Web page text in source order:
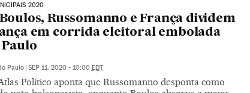
2020
Boulos, Russomanno e França dividem
em corrida eleitoral embolada
Paulo
Paulo SEP 11, 2020 - 10:00 EDT
Político aponta que Russomanno desponta como